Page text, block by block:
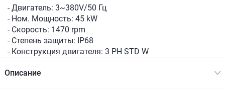
- Двигатель: 3~380V/50 Гц
- Ном. Мощность: 45 kW
- Скорость: 1470 rpm
- Степень защиты: IP68
- Конструкция двигателя: 3 PH STD W
Описание